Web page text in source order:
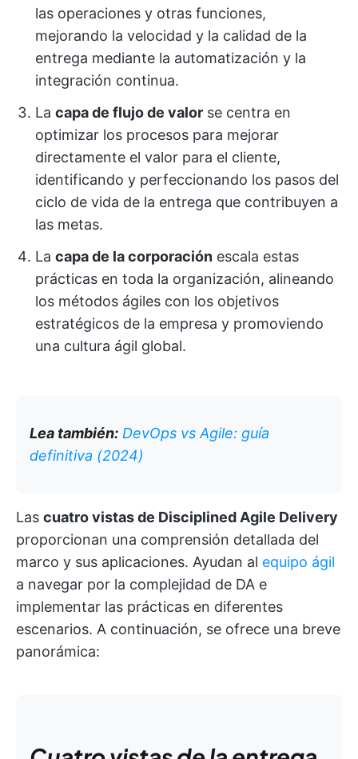
las operaciones y otras funciones,
mejorando la velocidad y la calidad de la
entrega mediante la automatización y la
integración continua.
La capa de flujo de valor se centra en
optimizar los procesos para mejorar
directamente el valor para el cliente,
identificando y perfeccionando los pasos del
ciclo de vida de la entrega que contribuyen a
las metas.
La capa de la corporación escala estas
prácticas en toda la organización, alineando
los métodos ágiles con los objetivos
estratégicos de la empresa y promoviendo
una cultura ágil global.
Lea también: DevOps vs Agile: guía
definitiva (2024)
Las cuatro vistas de Disciplined Agile Delivery
proporcionan una comprensión detallada del
marco y sus aplicaciones. Ayudan al equipo ágil
a navegar por la complejidad de DA e
implementar las prácticas en diferentes
escenarios. A continuación, se ofrece una breve
panorámica: